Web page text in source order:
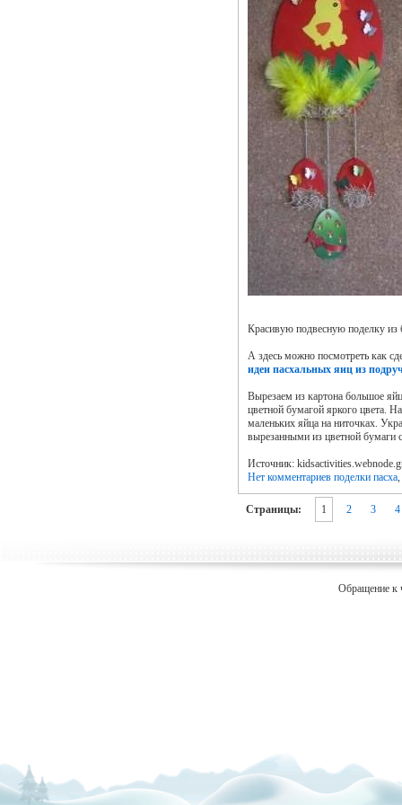
Красивую подвесную поделку
А здесь можно посмотреть как
идеи пасхальных яиц из
Вырезаем из картона большое
цветной бумагой яркого цвета.
маленьких яйца на ниточках.
вырезанными из цветной
Источник:
Нет комментариев поделки пасха,
Страницы: 1 2 3 4
Обращение к